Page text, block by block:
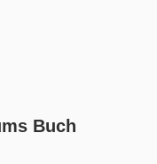
Buch